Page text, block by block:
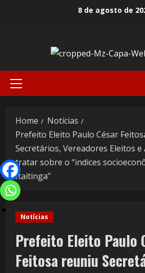
8 de agosto de
Home
Notícias
Prefeito Eleito Paulo César
Secretários, Vereadores Eleitos e
tratar sobre o “indices
Itaitinga”
Notícias
Prefeito Eleito Paulo
Feitosa reuniu